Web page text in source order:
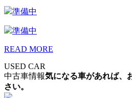
準備中
準備中
READ MORE
USED CAR
中古車情報気になる車があれば、
さい。